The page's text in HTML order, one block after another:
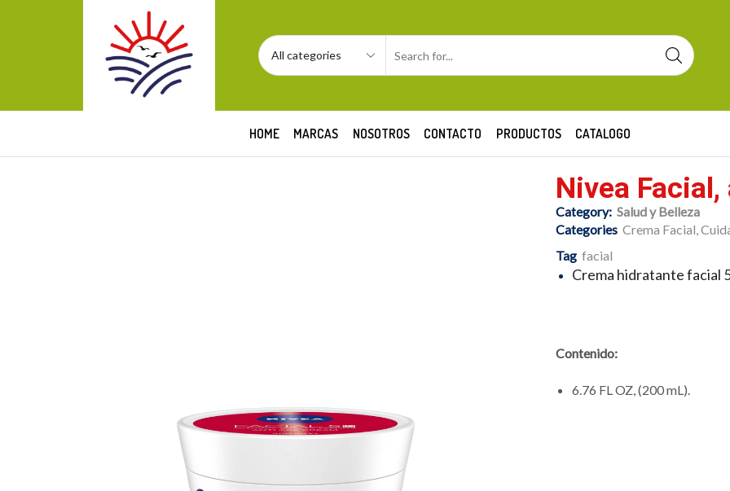
HOME MARCAS NOSOTROS CONTACTO PRODUCTOS CATALOGO
Nivea
Category: Salud y Belleza
Categories Crema Facial,
Tag facial
Crema hidratante facial
Contenido:
6.76 FL OZ, (200 mL).